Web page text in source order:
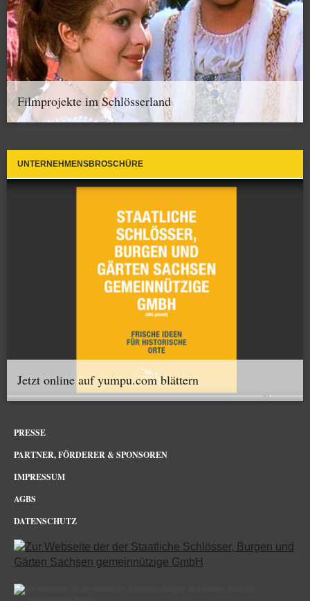
Filmprojekte im Schlösserland
UNTERNEHMENSBROSCHÜRE
Jetzt online auf yumpu.com blättern
PRESSE
PARTNER, FÖRDERER & SPONSOREN
IMPRESSUM
AGBS
DATENSCHUTZ